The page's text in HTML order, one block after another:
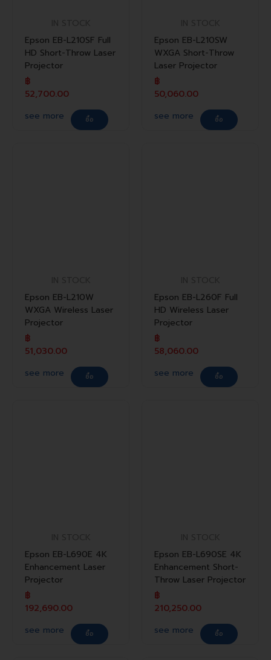
Epson EB-L210SF Full
HD Short-Throw Laser
Projector
฿
52,700.00
see more
ซื้อ
Epson EB-L210SW
WXGA Short-Throw
Laser Projector
฿
50,060.00
see more
ซื้อ
Epson EB-L210W
WXGA Wireless Laser
Projector
฿
51,030.00
see more
ซื้อ
Epson EB-L260F Full
HD Wireless Laser
Projector
฿
58,060.00
see more
ซื้อ
Epson EB-L690E 4K
Enhancement Laser
Projector
฿
192,690.00
see more
ซื้อ
Epson EB-L690SE 4K
Enhancement Short-
Throw Laser Projector
฿
210,250.00
see more
ซื้อ